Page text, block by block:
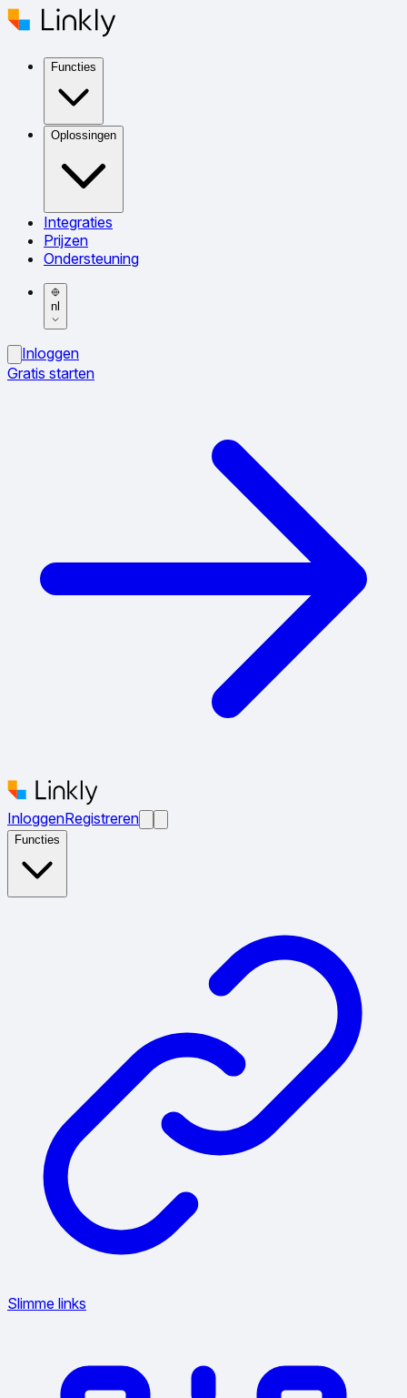
Functies
Oplossingen
Integraties
Prijzen
Ondersteuning
nl
Inloggen
Gratis starten
InloggenRegistreren
Functies
Slimme links